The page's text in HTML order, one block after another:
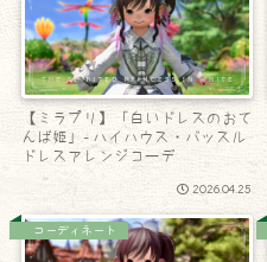
【ミラプリ】「白いドレスのおて
んば姫」- ハイハウス・バッスル
ドレスアレンジコーデ
2026.04.25
コーディネート